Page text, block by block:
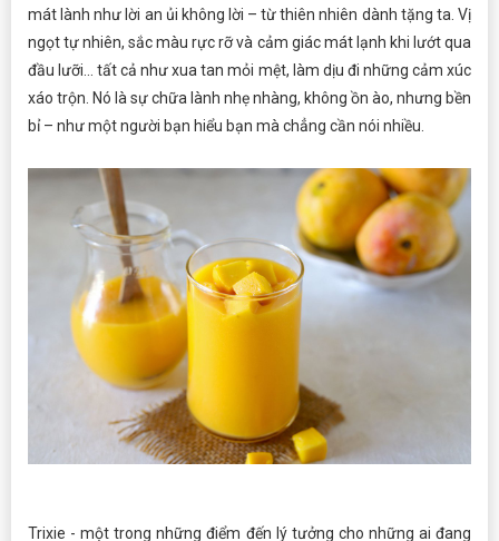
mát lành như lời an ủi không lời – từ thiên nhiên dành tặng ta. Vị
ngọt tự nhiên, sắc màu rực rỡ và cảm giác mát lạnh khi lướt qua
đầu lưỡi... tất cả như xua tan mỏi mệt, làm dịu đi những cảm xúc
xáo trộn. Nó là sự chữa lành nhẹ nhàng, không ồn ào, nhưng bền
bỉ – như một người bạn hiểu bạn mà chẳng cần nói nhiều.
Trixie - một trong những điểm đến lý tưởng cho những ai đang